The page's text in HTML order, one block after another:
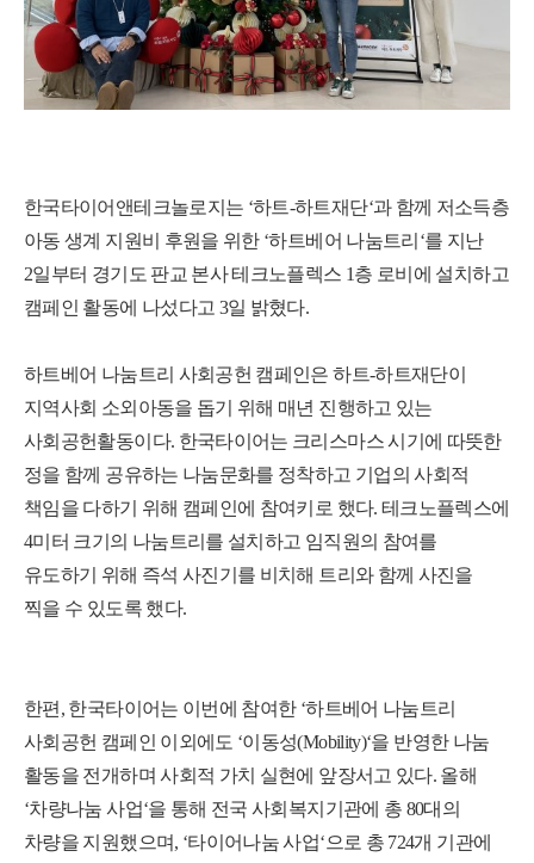
한국타이어앤테크놀로지는 ‘하트-하트재단‘과 함께 저소득층
아동 생계 지원비 후원을 위한 ‘하트베어 나눔트리‘를 지난
2일부터 경기도 판교 본사 테크노플렉스 1층 로비에 설치하고
캠페인 활동에 나섰다고 3일 밝혔다.
하트베어 나눔트리 사회공헌 캠페인은 하트-하트재단이
지역사회 소외아동을 돕기 위해 매년 진행하고 있는
사회공헌활동이다. 한국타이어는 크리스마스 시기에 따뜻한
정을 함께 공유하는 나눔문화를 정착하고 기업의 사회적
책임을 다하기 위해 캠페인에 참여키로 했다. 테크노플렉스에
4미터 크기의 나눔트리를 설치하고 임직원의 참여를
유도하기 위해 즉석 사진기를 비치해 트리와 함께 사진을
찍을 수 있도록 했다.
한편, 한국타이어는 이번에 참여한 ‘하트베어 나눔트리
사회공헌 캠페인 이외에도 ‘이동성(Mobility)‘을 반영한 나눔
활동을 전개하며 사회적 가치 실현에 앞장서고 있다. 올해
‘차량나눔 사업‘을 통해 전국 사회복지기관에 총 80대의
차량을 지원했으며, ‘타이어나눔 사업‘으로 총 724개 기관에